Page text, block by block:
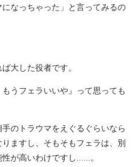
なっちゃった」と言ってみるの
大した役者です。
うフェラいいや』って思っても
のトラウマをえぐるぐらいなら
ますし、そもそもフェラは、別
が高いわけですし......。